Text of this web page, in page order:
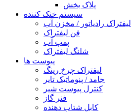
پلاک بخش
سیستم خنک کننده
لیفتراک رادیاتور / مخزن آب
فن لیفتراک
پمپ آب
شلنگ لیفتراک
پیوست ها
لیفتراک چرخ رینگ
جامد / پنوماتیک تایر
کنترل پیوست شیر
فنر گاز
کابل شتاب دهنده